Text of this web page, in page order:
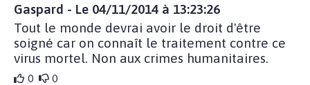
Gaspard - Le 04/11/2014 à 13:23:26
Tout le monde devrai avoir le droit d'être
soigné car on connaît le traitement contre ce
virus mortel. Non aux crimes humanitaires.
0 0